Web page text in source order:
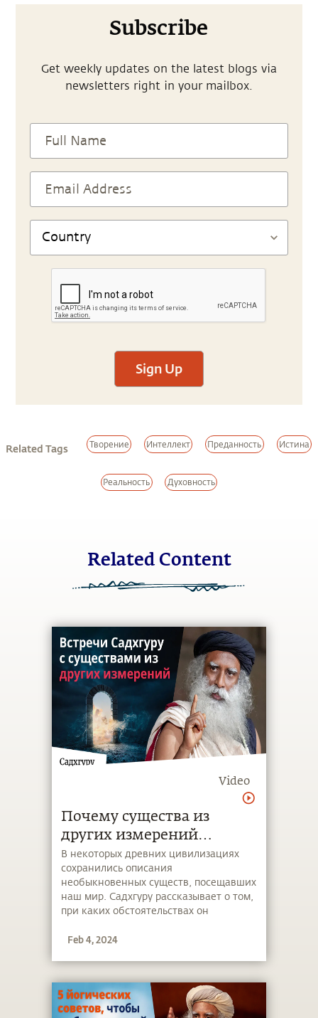
Subscribe
Get weekly updates on the latest blogs via
newsletters right in your mailbox.
Sign Up
Related Tags Творение Интеллект Преданность Истина
Реальность Духовность
Related Content
Video
Почему существа из
других измерений
посещают наш мир?
В некоторых древних цивилизациях
сохранились описания
необыкновенных существ, посещавших
наш мир. Садхгуру рассказывает о том,
при каких обстоятельствах он
измерений и какова их роль в нашей
Feb 4, 2024